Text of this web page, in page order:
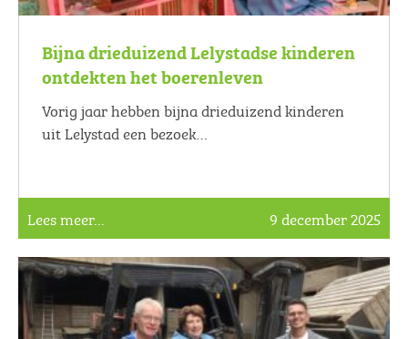
Bijna drieduizend Lelystadse kinderen
ontdekten het boerenleven
Vorig jaar hebben bijna drieduizend kinderen
uit Lelystad een bezoek…
Lees meer... 9 december 2025